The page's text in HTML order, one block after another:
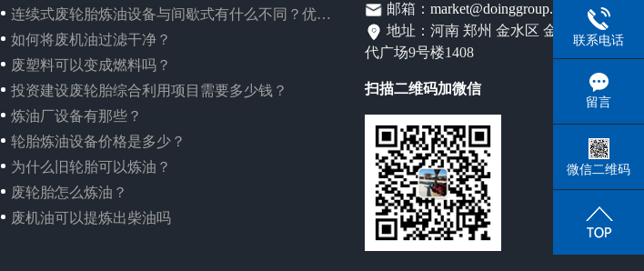
连续式废轮胎炼油设备与间歇式有什么不同？优势在哪？
如何将废机油过滤干净？
废塑料可以变成燃料吗？
投资建设废轮胎综合利用项目需要多少钱？
炼油厂设备有那些？
轮胎炼油设备价格是多少？
为什么旧轮胎可以炼油？
废轮胎怎么炼油？
废机油可以提炼出柴油吗
邮箱： market@doinggroup.com
地址：河南 郑州 金水区 金成时
代广场9号楼1408
扫描二维码加微信
联系电话
留言
微信二维码